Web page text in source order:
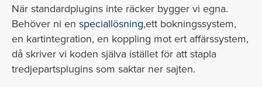
När standardplugins inte räcker bygger vi egna.
Behöver ni en speciallösning,ett bokningssystem,
en kartintegration, en koppling mot ert affärssystem,
då skriver vi koden själva istället för att stapla
tredjepartsplugins som saktar ner sajten.